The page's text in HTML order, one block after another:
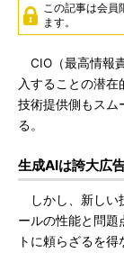
この記事は会員
ます。
CIO（最高情報
入することの潜在
技術提供側もスム
る。
生成AIは誇大広
しかし、新しい
ールの性能と問題
トに頼らざるを得